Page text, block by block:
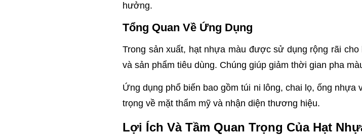
hưởng.
Tổng Quan Về Ứng Dụng
Trong sản xuất, hạt nhựa màu được sử dụng rộng rãi
và sản phẩm tiêu dùng. Chúng giúp giảm thời gian pha
Ứng dụng phổ biến bao gồm túi ni lông, chai lọ, ống
trọng về mặt thẩm mỹ và nhận diện thương hiệu.
Lợi Ích Và Tầm Quan Trọng Của Hạt